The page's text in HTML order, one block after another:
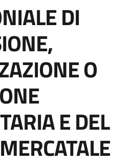
DI
O
E DEL